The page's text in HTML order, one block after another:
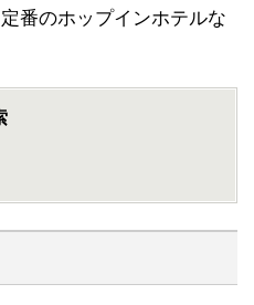
番のホップインホテルな